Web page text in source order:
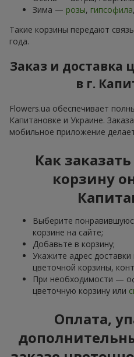
Зима — розы, гипсофила
Такие корзины передают
года.
Заказ и доставка
в г.
Flowers.ua обеспечивает
Капитановке и Украине.
мобильное приложение
Как
корзину
Выберите
корзине на сайте;
Добавьте в корзину;
Укажите адрес доставки
цветочной корзины,
При необходимости —
цветочную корзину или
Оплата,